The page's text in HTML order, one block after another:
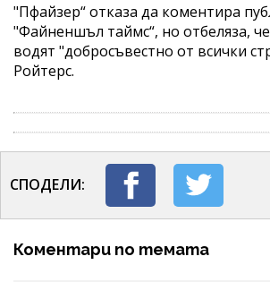
"Пфайзер“ отказа да коментира
"Файненшъл таймс“, но отбеляза,
водят "добросъвестно от всички
Ройтерс.
СПОДЕЛИ:
Коментари по темата